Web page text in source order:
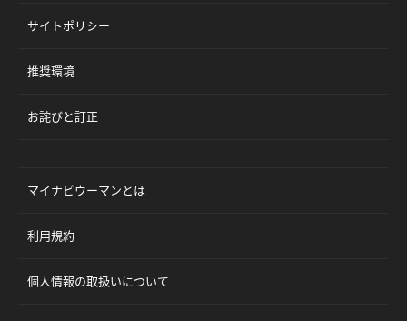
サイトポリシー
推奨環境
お詫びと訂正
マイナビウーマンとは
利用規約
個人情報の取扱いについて